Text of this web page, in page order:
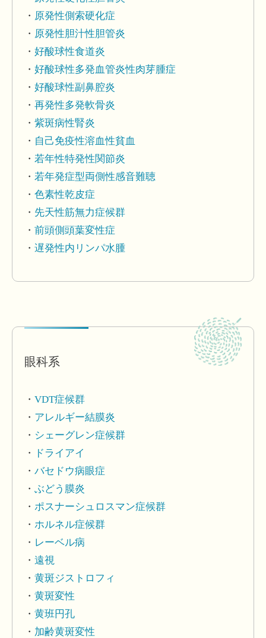
原発性側索硬化症
原発性胆汁性胆管炎
好酸球性食道炎
好酸球性多発血管炎性肉芽腫症
好酸球性副鼻腔炎
再発性多発軟骨炎
紫斑病性腎炎
自己免疫性溶血性貧血
若年性特発性関節炎
若年発症型両側性感音難聴
色素性乾皮症
先天性筋無力症候群
前頭側頭葉変性症
遅発性内リンパ水腫
眼科系
VDT症候群
アレルギー結膜炎
シェーグレン症候群
ドライアイ
バセドウ病眼症
ぶどう膜炎
ポスナーシュロスマン症候群
ホルネル症候群
レーベル病
遠視
黄斑ジストロフィ
黄斑変性
黄班円孔
加齢黄斑変性